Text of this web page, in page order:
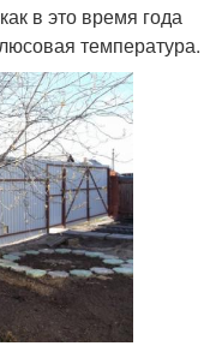
в это время года
температура.